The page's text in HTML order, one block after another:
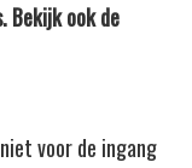
Bekijk ook de
voor de ingang